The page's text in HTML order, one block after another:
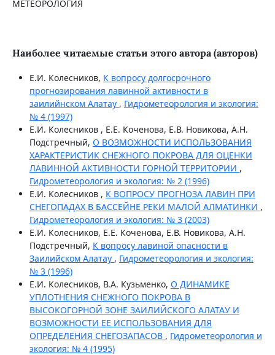
МЕТЕОРОЛОГИЯ
Наиболее читаемые статьи этого автора (авторов)
Е.И. Колесников, К вопросу долгосрочного
прогнозирования лавинной активности в
заилийнском Алатау , Гидрометеорология и экология:
№ 4 (1997)
Е.И. Колесников , Е.Е. Коченова, Е.В. Новикова, А.Н.
Подстречный, О ВОЗМОЖНОСТИ ИСПОЛЬЗОВАНИЯ
ХАРАКТЕРИСТИК СНЕЖНОГО ПОКРОВА ДЛЯ ОЦЕНКИ
ЛАВИННОЙ АКТИВНОСТИ ГОРНОЙ ТЕРРИТОРИИ ,
Гидрометеорология и экология: № 2 (1996)
Е.И. Колесников , К ВОПРОСУ ПРОГНОЗА ЛАВИН ПРИ
СНЕГОПАДАХ В БАССЕЙНЕ РЕКИ МАЛОЙ АЛМАТИНКИ ,
Гидрометеорология и экология: № 3 (2003)
Е.И. Колесников, Е.Е. Коченова, Е.В. Новикова, А.Н.
Подстречный, К вопросу лавиной опасности в
Заилийском Алатау , Гидрометеорология и экология:
№ 3 (1996)
Е.И. Колесников, В.А. Кузьменко, О ДИНАМИКЕ
УПЛОТНЕНИЯ СНЕЖНОГО ПОКРОВА В
ВЫСОКОГОРНОЙ ЗОНЕ ЗАИЛИЙСКОГО АЛАТАУ И
ВОЗМОЖНОСТИ ЕЕ ИСПОЛЬЗОВАНИЯ ДЛЯ
ОПРЕДЕЛЕНИЯ СНЕГОЗАПАСОВ , Гидрометеорология и
экология: № 4 (1995)